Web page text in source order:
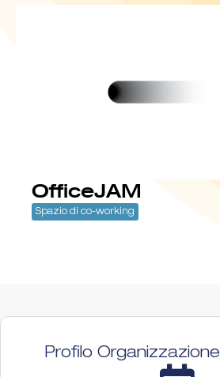
OfficeJAM
Spazio di co-working
Profilo Organizzazione